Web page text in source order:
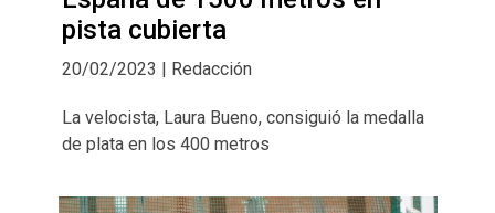
pista cubierta
20/02/2023 | Redacción
La velocista, Laura Bueno, consiguió la medalla
de plata en los 400 metros